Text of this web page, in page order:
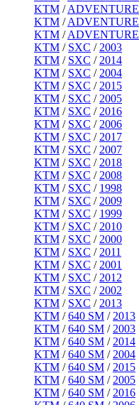
KTM /ADVENTURE
KTM /ADVENTURE
KTM /ADVENTURE
KTM / SXC / 2003
KTM / SXC / 2014
KTM / SXC / 2004
KTM / SXC / 2015
KTM / SXC / 2005
KTM / SXC / 2016
KTM / SXC / 2006
KTM / SXC / 2017
KTM / SXC / 2007
KTM / SXC / 2018
KTM / SXC / 2008
KTM / SXC / 1998
KTM / SXC / 2009
KTM / SXC / 1999
KTM / SXC / 2010
KTM / SXC / 2000
KTM / SXC / 2011
KTM / SXC / 2001
KTM / SXC / 2012
KTM / SXC / 2002
KTM / SXC / 2013
KTM /640 SM / 2013
KTM /640 SM / 2003
KTM /640 SM / 2014
KTM /640 SM / 2004
KTM /640 SM / 2015
KTM /640 SM / 2005
KTM /640 SM / 2016